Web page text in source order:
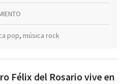
pop, música rock
Félix del Rosario vive en